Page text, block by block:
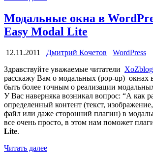
Модальные окна в
Easy Modal Lite
12.11.2011 Дмитрий Кочетов
WordPress
Здравствуйте уважаемые читатели XoZblog
расскажу Вам о модальных (pop-up) окнах
быть более точным о реализации
У Вас наверняка возникал вопрос: “А как
определенный контент (текст,
файл или даже сторонний плагин) в
все очень просто, в этом нам поможет
Lite.
Читать далее